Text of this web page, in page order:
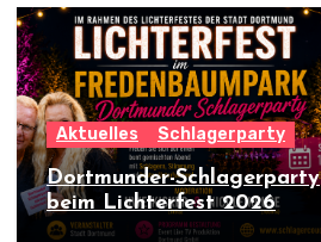
Aktuelles Schlagerparty
Dortmunder-Schlagerparty
beim Lichterfest 2026